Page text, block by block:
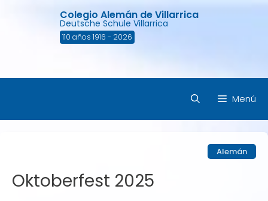
Colegio Alemán de Villarrica
Deutsche Schule Villarrica
110 años 1916 - 2026
Menú
Alemán
Oktoberfest 2025